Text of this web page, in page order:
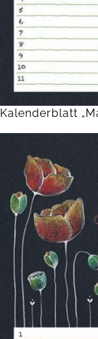
Kalenderblatt